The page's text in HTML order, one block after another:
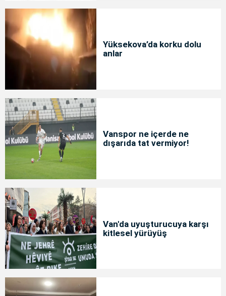
Yüksekova’da korku dolu
anlar
Vanspor ne içerde ne
dışarıda tat vermiyor!
Van'da uyuşturucuya karşı
kitlesel yürüyüş